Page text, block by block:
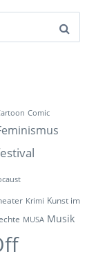
Comic
Krimi Kunst im
MUSA Musik